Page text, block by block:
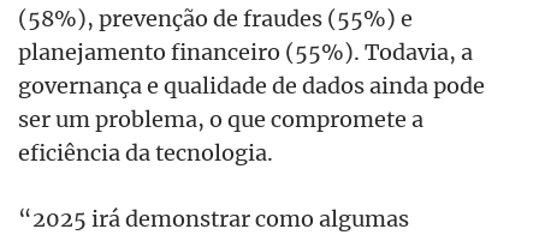
(58%), prevenção de fraudes (55%) e
planejamento financeiro (55%). Todavia, a
governança e qualidade de dados ainda pode
ser um problema, o que compromete a
eficiência da tecnologia.
“2025 irá demonstrar como algumas